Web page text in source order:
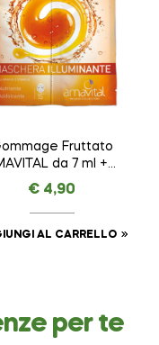
Fruttato
da 7 ml + 7
ml
€ 4,90
AL CARRELLO
per te